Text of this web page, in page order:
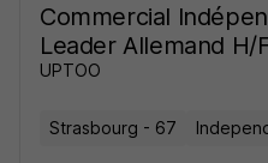
Commercial
Leader Allemand H/
UPTOO
Strasbourg - 67